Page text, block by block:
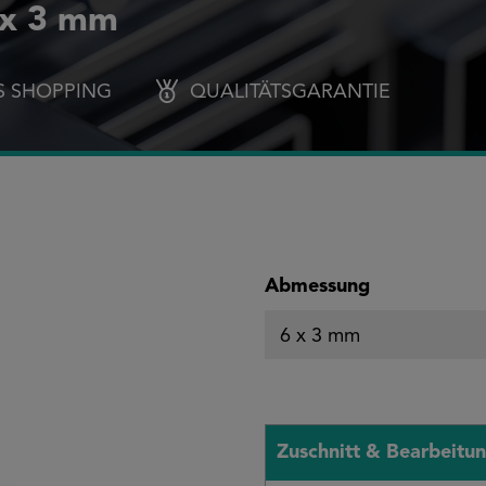
3 mm
SHOPPING QUALITÄTSGARANTIE
Abmessung
Zuschnitt &